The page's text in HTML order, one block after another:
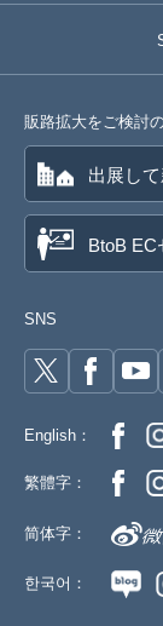
販路拡大をご検討
出展し
BtoB EC
SNS
English：
繁體字：
简体字：
한국어：